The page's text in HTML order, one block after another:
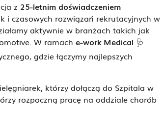
z 25-letnim doświadczeniem
i czasowych rozwiązań rekrutacyjnych w
aktywnie w branżach takich jak
W ramach e-work Medical 🩺
gdzie łączymy najlepszych
którzy dołączą do Szpitala w
rozpoczną pracę na oddziale chorób